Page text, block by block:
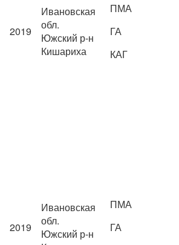
2019
Ивановская
обл.
Южский р-н
Кишариха
ПМА
ГА
КАГ
2019
Ивановская
обл.
Южский р-н
ПМА
ГА